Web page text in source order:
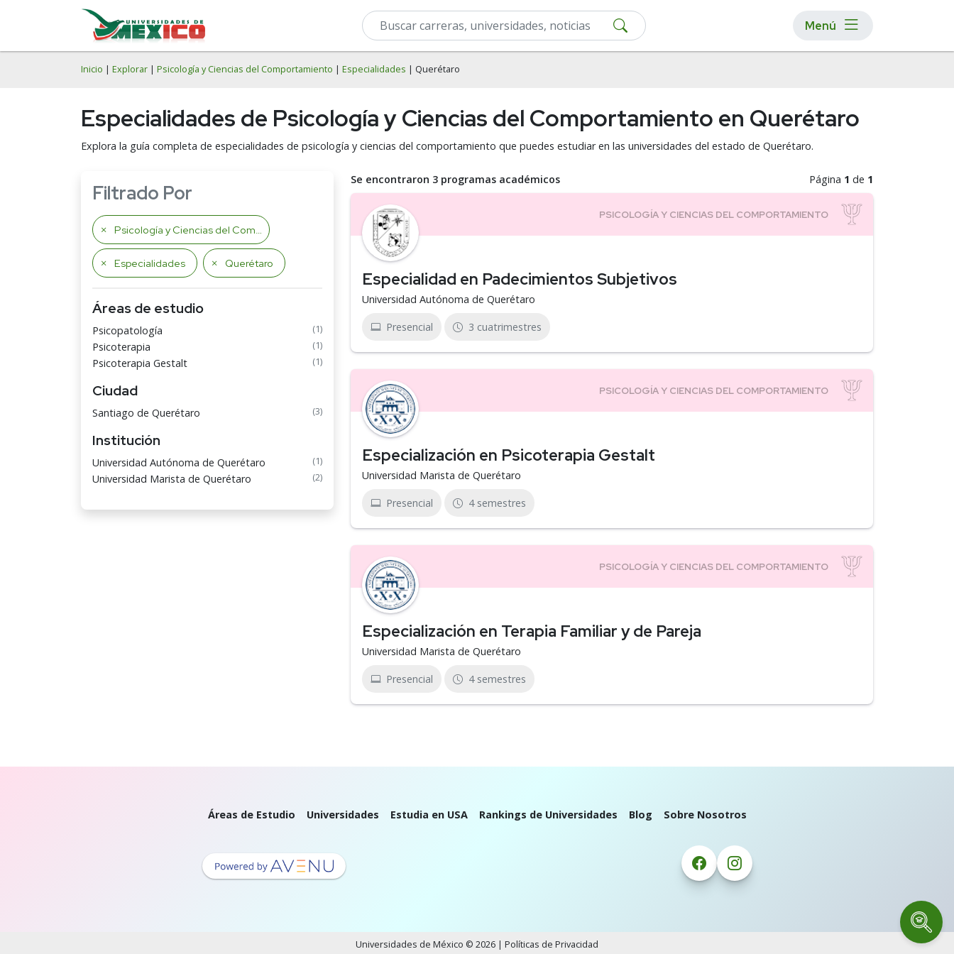
Menú
Inicio | Explorar | Psicología y Ciencias del Comportamiento | Especialidades | Querétaro
Especialidades de Psicología y Ciencias del Comportamiento en Querétaro
Explora la guía completa de especialidades de psicología y ciencias del comportamiento que puedes estudiar en las universidades del estado de Querétaro.
Filtrado Por
Psicología y Ciencias del Comportamiento
Especialidades Querétaro
Áreas de estudio
Psicopatología (1)
Psicoterapia (1)
Psicoterapia Gestalt (1)
Ciudad
Santiago de Querétaro (3)
Institución
Universidad Autónoma de Querétaro (1)
Universidad Marista de Querétaro (2)
Se encontraron 3 programas académicos Página 1 de 1
Especialidad en Padecimientos Subjetivos
Universidad Autónoma de Querétaro
Presencial 3 cuatrimestres
Especialización en Psicoterapia Gestalt
Universidad Marista de Querétaro
Presencial 4 semestres
Especialización en Terapia Familiar y de Pareja
Universidad Marista de Querétaro
Presencial 4 semestres
Áreas de Estudio Universidades Estudia en USA Rankings de Universidades Blog Sobre Nosotros
Universidades de México © 2026 | Políticas de Privacidad